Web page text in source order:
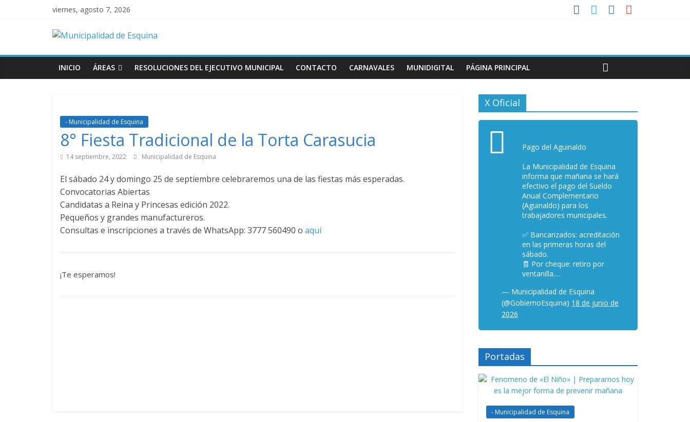
viernes, agosto 7, 2026
INICIO ÁREAS RESOLUCIONES DEL EJECUTIVO MUNICIPAL CONTACTO CARNAVALES MUNIDIGITAL PÁGINA PRINCIPAL
- Municipalidad de Esquina
8° Fiesta Tradicional de la Torta Carasucia
14 septiembre, 2022 Municipalidad de Esquina
El sábado 24 y domingo 25 de septiembre celebraremos una de las fiestas más esperadas.
Convocatorias Abiertas
Candidatas a Reina y Princesas edición 2022.
Pequeños y grandes manufactureros.
Consultas e inscripciones a través de WhatsApp: 3777 560490 o aquí
¡Te esperamos!
X Oficial
Pago del Aguinaldo
La Municipalidad de Esquina
informa que mañana se hará
efectivo el pago del Sueldo
Anual Complementario
(Aguinaldo) para los
trabajadores municipales.
✅ Bancarizados: acreditación
en las primeras horas del
sábado.
🧾 Por cheque: retiro por
ventanilla.…
— Municipalidad de Esquina
(@GobiernoEsquina) 18 de junio de
2026
Portadas
- Municipalidad de Esquina